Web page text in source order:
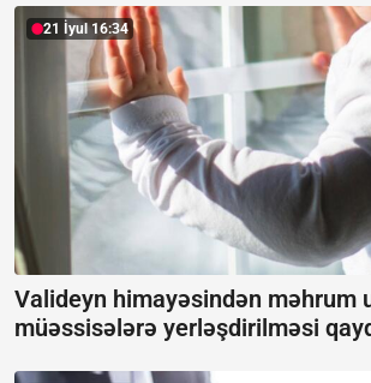
21 İyul 16:34
Valideyn himayəsindən məhrum
müəssisələrə yerləşdirilməsi